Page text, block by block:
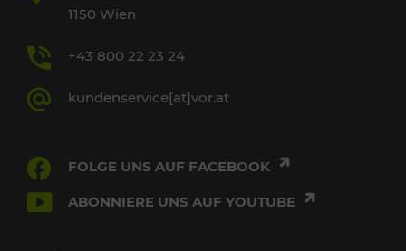
1150 Wien
+43 800 22 23 24
kundenservice[at]vor.at
FOLGE UNS AUF FACEBOOK
ABONNIERE UNS AUF YOUTUBE